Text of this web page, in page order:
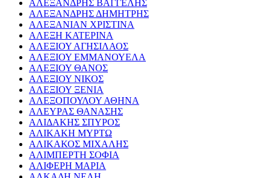
ΑΛΕΞΑΝΔΡΗΣ ΒΑΓΓΕΛΗΣ
ΑΛΕΞΑΝΔΡΗΣ ΔΗΜΗΤΡΗΣ
ΑΛΕΞΑΝΙΑΝ ΧΡΙΣΤΙΝΑ
ΑΛΕΞΗ ΚΑΤΕΡΙΝΑ
ΑΛΕΞΙΟΥ ΑΓΗΣΙΛΑΟΣ
ΑΛΕΞΙΟΥ ΕΜΜΑΝΟΥΕΛΑ
ΑΛΕΞΙΟΥ ΘΑΝΟΣ
ΑΛΕΞΙΟΥ ΝΙΚΟΣ
ΑΛΕΞΙΟΥ ΞΕΝΙΑ
ΑΛΕΞΟΠΟΥΛΟΥ ΑΘΗΝΑ
ΑΛΕΥΡΑΣ ΘΑΝΑΣΗΣ
ΑΛΙΔΑΚΗΣ ΣΠΥΡΟΣ
ΑΛΙΚΑΚΗ ΜΥΡΤΩ
ΑΛΙΚΑΚΟΣ ΜΙΧΑΛΗΣ
ΑΛΙΜΠΕΡΤΗ ΣΟΦΙΑ
ΑΛΙΦΕΡΗ ΜΑΡΙΑ